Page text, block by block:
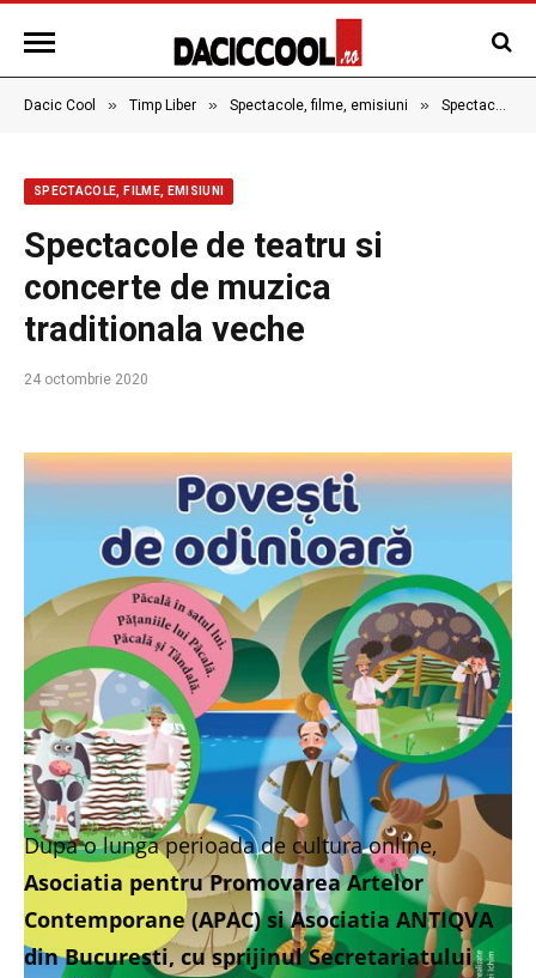
Dacic Cool » Timp Liber » Spectacole, filme, emisiuni » Spectacole de teatru si concerte de muzica traditionala veche
SPECTACOLE, FILME, EMISIUNI
Spectacole de teatru si
concerte de muzica
traditionala veche
24 octombrie 2020
Dupa o lunga perioada de cultura online,
Asociatia pentru Promovarea Artelor
Contemporane (APAC) si Asociatia ANTIQVA
din Bucuresti, cu sprijinul Secretariatului